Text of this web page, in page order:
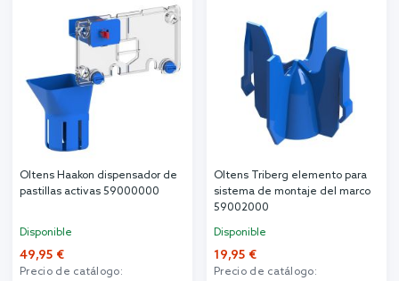
Oltens Haakon dispensador de
pastillas activas 59000000
Disponible
49,95 €
Precio de catálogo:
Oltens Triberg elemento para
sistema de montaje del marco
59002000
Disponible
19,95 €
Precio de catálogo: